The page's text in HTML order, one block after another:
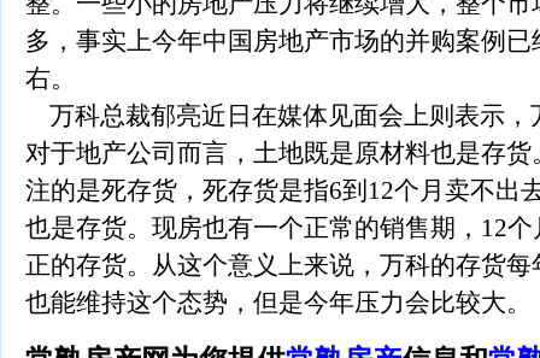
多，事实上今年中国房地产市场的并购案例
右。
万科总裁郁亮近日在媒体见面会上则表示，
对于地产公司而言，土地既是原材料也是存
注的是死存货，死存货是指6到12个月卖不出
也是存货。现房也有一个正常的销售期，12
正的存货。从这个意义上来说，万科的存货
也能维持这个态势，但是今年压力会比较大。